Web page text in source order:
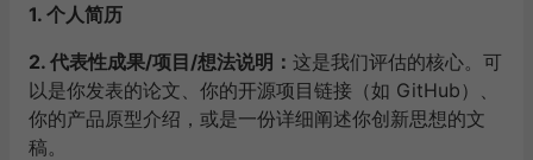
1. 个人简历
2. 代表性成果/项目/想法说明： 这是我们评估的核心。可
以是你发表的论文、你的开源项目链接（如 GitHub）、
你的产品原型介绍，或是一份详细阐述你创新思想的文
稿。